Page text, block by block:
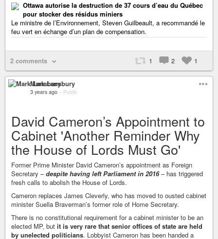
Ottawa autorise la destruction de 37 cours d’eau du Québec
pour stocker des résidus miniers
Le ministre de l’Environnement, Steven Guilbeault, a recommandé le
feu vert en échange d’un plan de compensation.
2 comments 1 2 1
Mark Lansbury
3 years ago – Public
David Cameron’s Appointment to
Cabinet 'Another Reminder Why
the House of Lords Must Go'
Former Prime Minister David Cameron’s appointment as Foreign
Secretary –despite having left Parliament in 2016– has triggered
fresh calls to abolish the House of Lords.
Cameron replaces James Cleverly, who has moved to ousted cabinet
minister Suella Braverman’s former role of Home Secretary.
There is no constitutional requirement for a cabinet minister to be an
elected MP, but it is very rare that senior offices of state are held
by unelected politicians. Lobbyist Cameron has been handed a